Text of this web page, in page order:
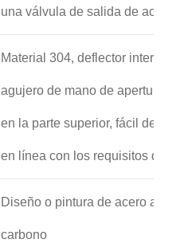
una válvula de salida de aceite.
Material 304, deflector interno,
agujero de mano de apertura
en la parte superior, fácil de
en línea con los requisitos de
Diseño o pintura de acero al
carbono